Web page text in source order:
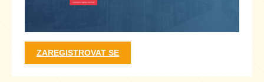
ZAREGISTROVAT SE